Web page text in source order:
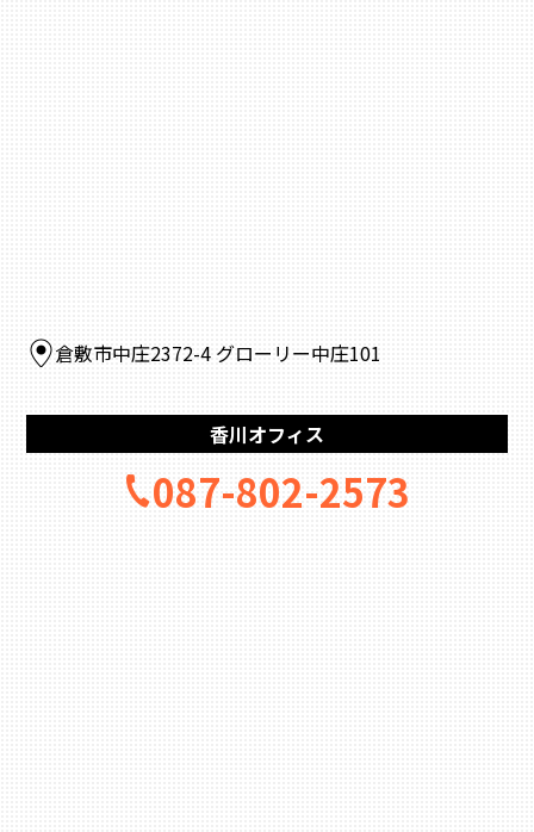
倉敷市中庄2372-4 グローリー中庄101
香川オフィス
087-802-2573